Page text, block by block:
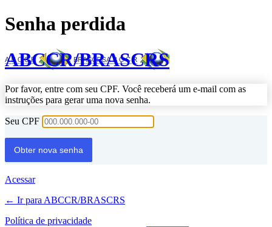
Senha perdida
ABCCR/BRASCRS
Por favor, entre com seu CPF. Você receberá um e-mail com as
instruções para gerar uma nova senha.
Seu CPF
Acessar
← Ir para ABCCR/BRASCRS
Política de privacidade